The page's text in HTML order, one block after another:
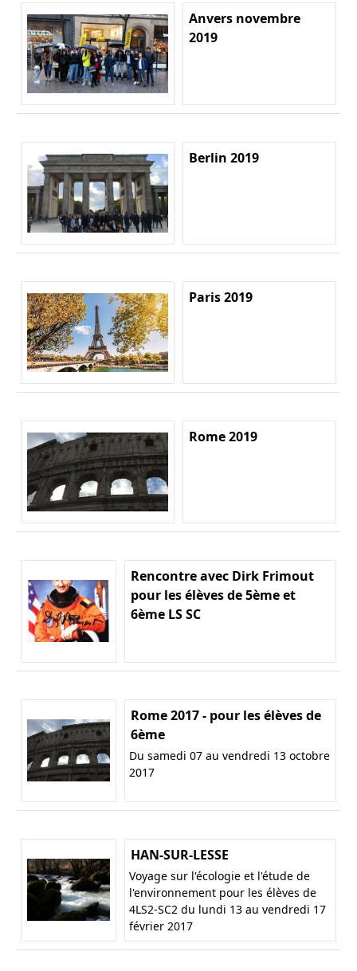
Anvers novembre
2019
Berlin 2019
Paris 2019
Rome 2019
Rencontre avec Dirk Frimout
pour les élèves de 5ème et
6ème LS SC
Rome 2017 - pour les élèves de
6ème
Du samedi 07 au vendredi 13 octobre
2017
HAN-SUR-LESSE
Voyage sur l'écologie et l'étude de
l'environnement pour les élèves de
4LS2-SC2 du lundi 13 au vendredi 17
février 2017